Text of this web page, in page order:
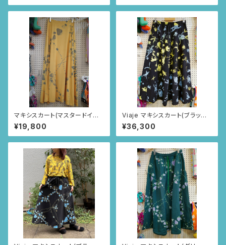
マキシスカート(マスタードイエ
ロー/いちごとあり柄)
¥19,800
Viaje マキシスカート(ブラック/
さる柄)
¥36,300